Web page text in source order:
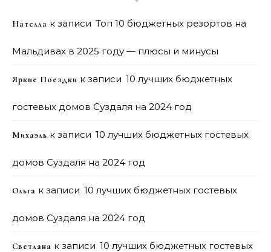
Нателла к записи Топ 10 бюджетных резортов на
Мальдивах в 2025 году — плюсы и минусы
Яркие Поездки к записи 10 лучших бюджетных
гостевых домов Суздаля на 2024 год
Михаэль к записи 10 лучших бюджетных гостевых
домов Суздаля на 2024 год
Ольга к записи 10 лучших бюджетных гостевых
домов Суздаля на 2024 год
Светлана к записи 10 лучших бюджетных гостевых